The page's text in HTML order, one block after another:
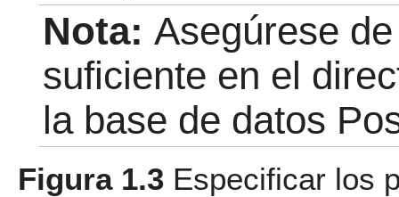
Nota: Asegúrese
suficiente en el
la base de datos
Figura 1.3 Especificar los